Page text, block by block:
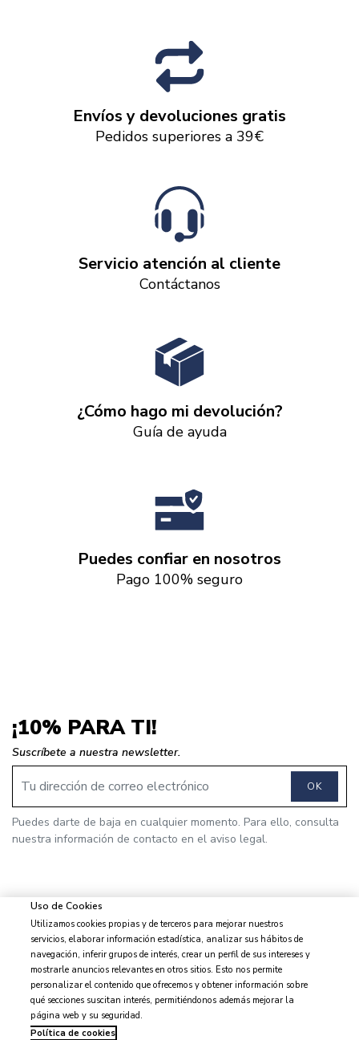
Envíos y devoluciones gratis
Pedidos superiores a 39€
Servicio atención al cliente
Contáctanos
¿Cómo hago mi devolución?
Guía de ayuda
Puedes confiar en nosotros
Pago 100% seguro
¡10% PARA TI!
Suscríbete a nuestra newsletter.
OK
Puedes darte de baja en cualquier momento. Para ello, consulta
nuestra información de contacto en el aviso legal.
© 2026 J&J Brothers - Todos los derechos reservados
Condiciones de venta
Uso de Cookies
Utilizamos cookies propias y de terceros para mejorar nuestros
servicios, elaborar información estadística, analizar sus hábitos de
navegación, inferir grupos de interés, crear un perfil de sus intereses y
mostrarle anuncios relevantes en otros sitios. Esto nos permite
personalizar el contenido que ofrecemos y obtener información sobre
qué secciones suscitan interés, permitiéndonos además mejorar la
página web y su seguridad.
Política de cookies